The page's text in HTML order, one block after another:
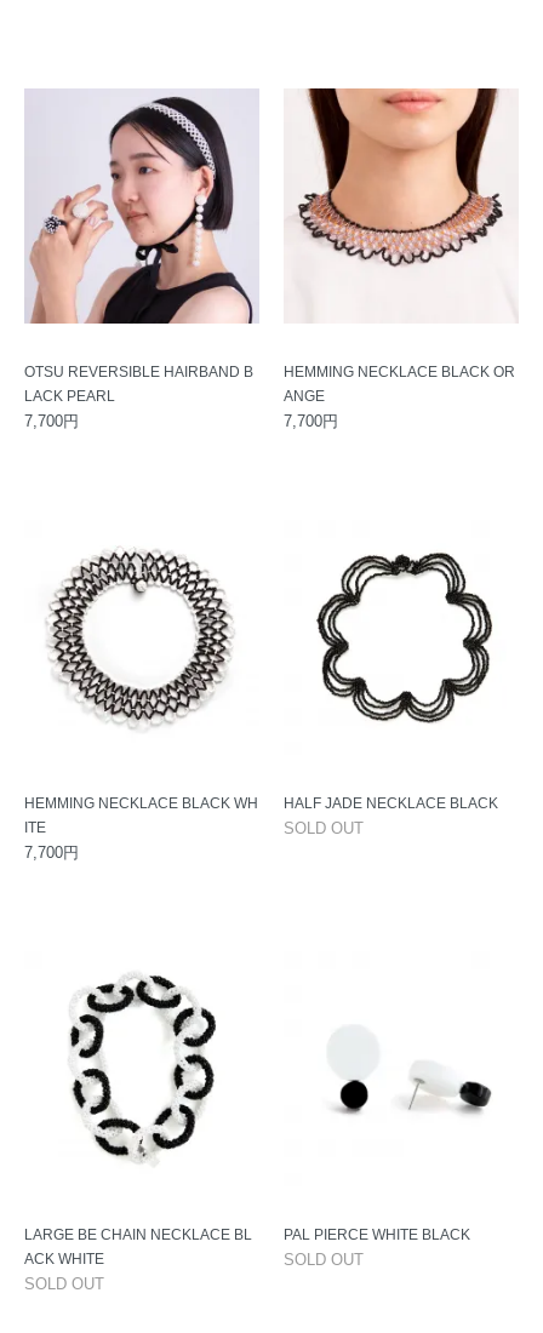
OTSU REVERSIBLE HAIRBAND B
LACK PEARL
7,700円
HEMMING NECKLACE BLACK OR
ANGE
7,700円
HEMMING NECKLACE BLACK WH
ITE
7,700円
HALF JADE NECKLACE BLACK
SOLD OUT
LARGE BE CHAIN NECKLACE BL
ACK WHITE
SOLD OUT
PAL PIERCE WHITE BLACK
SOLD OUT